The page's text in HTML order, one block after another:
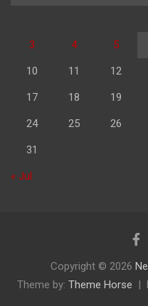
3 4 5
10 11 12
17 18 19
24 25 26
31
« Jul
Copyright © 2026
Theme by: Theme Horse